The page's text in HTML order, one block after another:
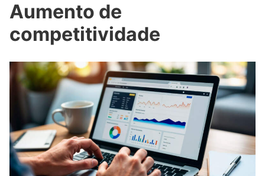
Aumento de
competitividade